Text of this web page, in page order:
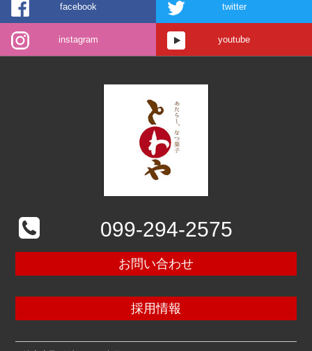
facebook twitter
instagram youtube
099-294-2575
お問い合わせ
採用情報